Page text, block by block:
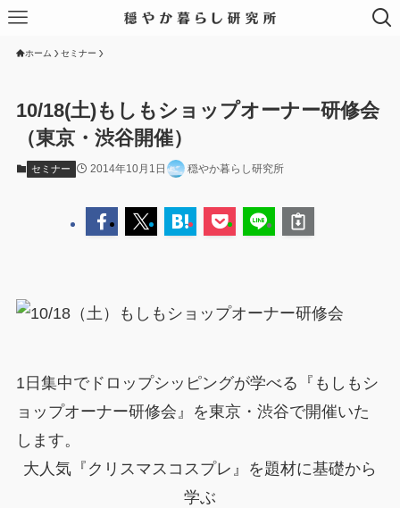
ホーム セミナー
10/18(土)もしもショップオーナー研修会
（東京・渋谷開催）
セミナー 2014年10月1日 穏やか暮らし研究所
1日集中でドロップシッピングが学べる『もしもシ
ョップオーナー研修会』を東京・渋谷で開催いた
します。
大人気『クリスマスコスプレ』を題材に基礎から
学ぶ